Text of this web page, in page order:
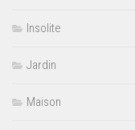
Insolite
Jardin
Maison